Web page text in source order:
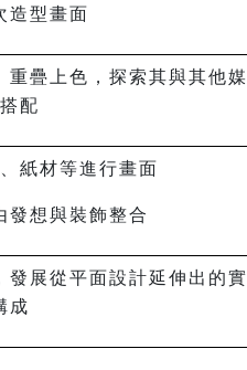
造型畫面
重疊上色，探索其與其他媒
配
紙材等進行畫面
發想與裝飾整合
發展從平面設計延伸出的實
成